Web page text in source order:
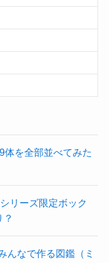
体を全部並べてみた
リーズ限定ボック
んなで作る図鑑（ミ